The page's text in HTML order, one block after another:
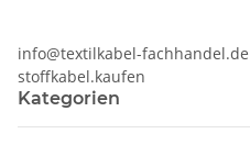
info@textilkabel-fachhandel.de
stoffkabel.kaufen
Kategorien